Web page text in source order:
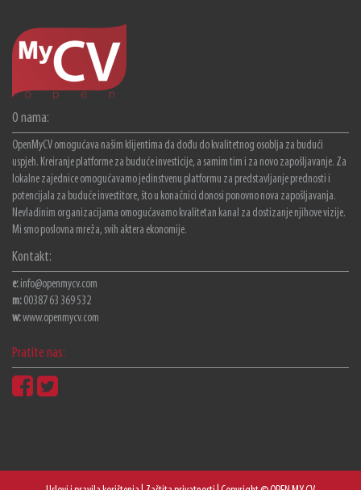
O nama:
OpenMyCV omogućava našim klijentima da dođu do kvalitetnog osoblja za budući
uspjeh. Kreiranje platforme za buduće investicije, a samim tim i za novo zapošljavanje. Za
lokalne zajednice omogućavamo jedinstvenu platformu za predstavljanje prednosti i
potencijala za buduće investitore, što u konačnici donosi ponovno nova zapošljavanja.
Nevladinim organizacijama omogućavamo kvalitetan kanal za dostizanje njihove vizije.
Mi smo poslovna mreža, svih aktera ekonomije.
Kontakt:
e: info@openmycv.com
m: 00387 63 369 532
w:www.openmycv.com
Pratite nas: